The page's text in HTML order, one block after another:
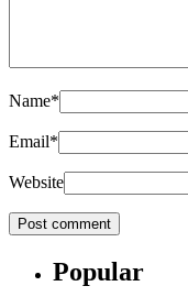
Name*
Email*
Website
Popular